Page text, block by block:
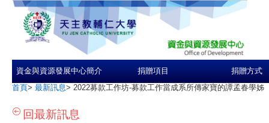
資金與資源發展中心簡介 捐贈項目 捐贈方式
首頁> 最新訊息> 2022募款工作坊-募款工作當成系所傳家寶的譚孟春學姊
回最新訊息